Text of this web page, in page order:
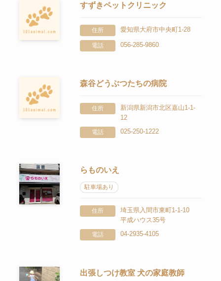
すずきペットクリニック
住所 愛知県大府市中央町1-28
電話 056-285-9860
森谷どうぶつたちの病院
住所
新潟県新潟市北区嘉山1-1-
12
電話 025-250-1222
らものいえ
駐車場あり
住所
埼玉県入間市東町1-1-10
平成ハウス35号
電話 04-2935-4105
出張しつけ教室 犬の家庭教師